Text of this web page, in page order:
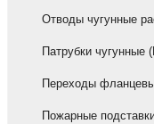
Отводы чугунные
Патрубки
Переходы
Пожарные